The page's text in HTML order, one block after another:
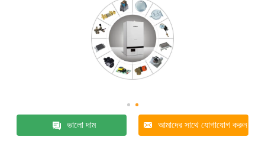
ভালো দাম আমাদের সাথে যোগাযোগ করুন